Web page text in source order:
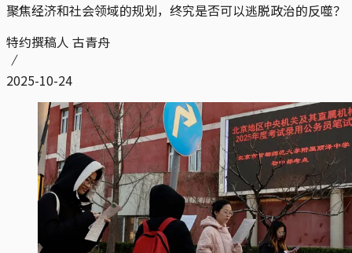
聚焦经济和社会领域的规划，终究是否可以逃脱政治的反噬？
特约撰稿人 古青舟
2025-10-24